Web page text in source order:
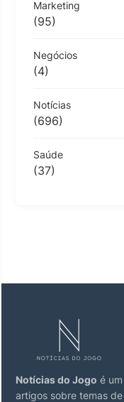
Marketing
(95)
Negócios
(4)
Notícias
(696)
Saúde
(37)
Notícias do Jogo é
artigos sobre temas